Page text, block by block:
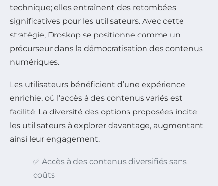
technique; elles entraînent des retombées
significatives pour les utilisateurs. Avec cette
stratégie, Droskop se positionne comme un
précurseur dans la démocratisation des contenus
numériques.
Les utilisateurs bénéficient d’une expérience
enrichie, où l’accès à des contenus variés est
facilité. La diversité des options proposées incite
les utilisateurs à explorer davantage, augmentant
ainsi leur engagement.
✅ Accès à des contenus diversifiés sans
coûts